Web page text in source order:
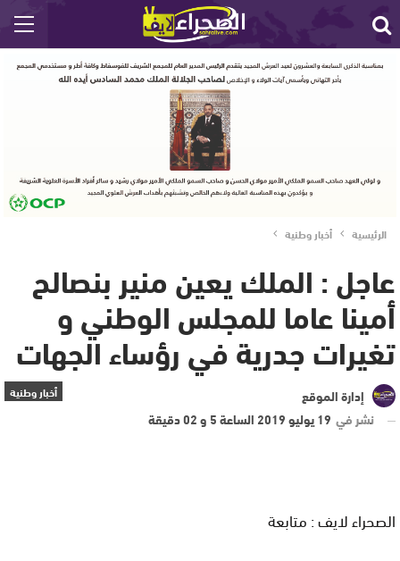
الرئيسية أخبار وطنية
عاجل : الملك يعين منير بنصالح
أمينا عاما للمجلس الوطني و
تغيرات جدرية في رؤساء الجهات
أخبار وطنية
إدارة الموقع
نشر في 19 يوليو 2019 الساعة 5 و 02 دقيقة
الصحراء لايف : متابعة